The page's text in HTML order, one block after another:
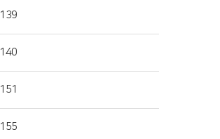
139
140
151
155